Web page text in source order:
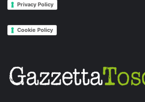
Privacy Policy
Cookie Policy